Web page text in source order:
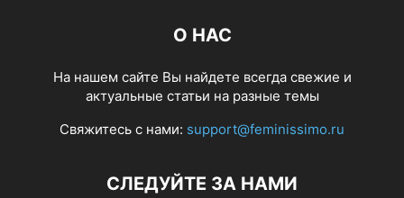
О НАС
На нашем сайте Вы найдете всегда свежие и
актуальные статьи на разные темы
Свяжитесь с нами: support@feminissimo.ru
СЛЕДУЙТЕ ЗА НАМИ